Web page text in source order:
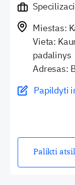
Miestas:
Vieta:
padalinys
Adresas:
Papildyti
Palikti